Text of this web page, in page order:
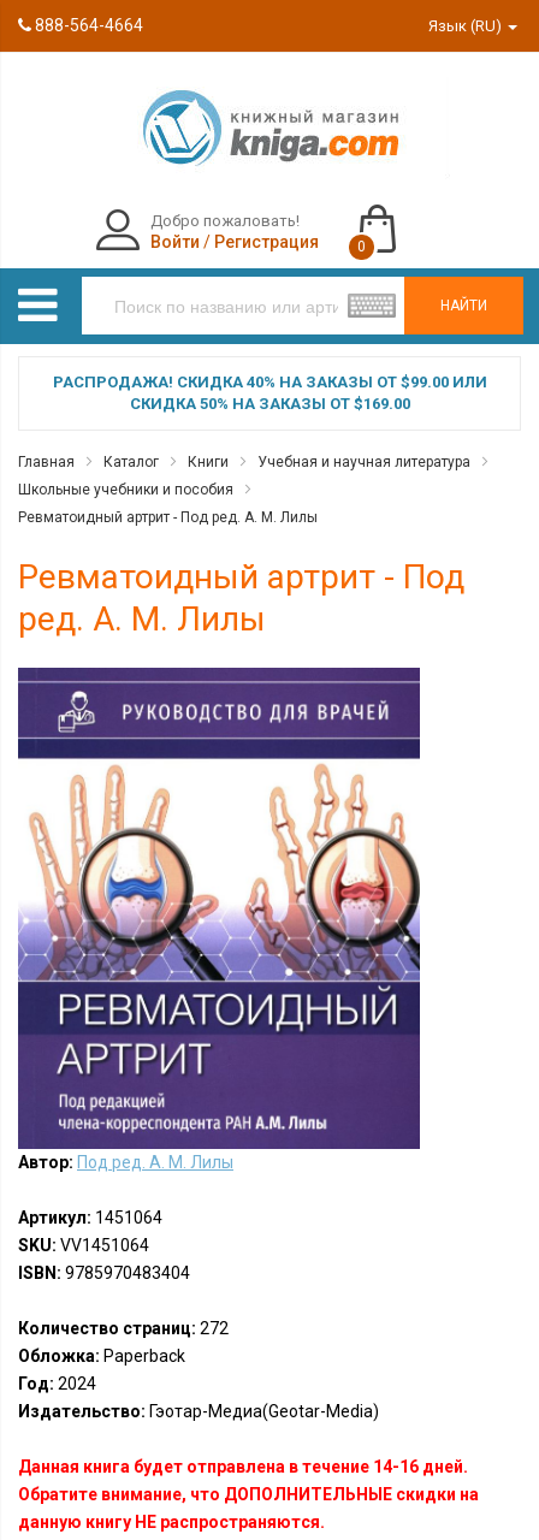
888-564-4664 Язык (RU)
НАЙТИ
Добро пожаловать!
Войти / Регистрация 0
РАСПРОДАЖА! СКИДКА 40% НА ЗАКАЗЫ ОТ $99.00 ИЛИ
СКИДКА 50% НА ЗАКАЗЫ ОТ $169.00
Главная Каталог Книги
Учебная и научная литература
Школьные учебники и пособия
Ревматоидный артрит - Под ред. А. М. Лилы
Ревматоидный артрит - Под
ред. А. М. Лилы
Автор: Под ред. А. М. Лилы
Артикул: 1451064
SKU: VV1451064
ISBN: 9785970483404
Количество страниц: 272
Обложка: Paperback
Год: 2024
Издательство: Гэотар-Медиа(Geotar-Media)
Данная книга будет отправлена в течение 14-16 дней.
Обратите внимание, что ДОПОЛНИТЕЛЬНЫЕ скидки на
данную книгу НЕ распространяются.